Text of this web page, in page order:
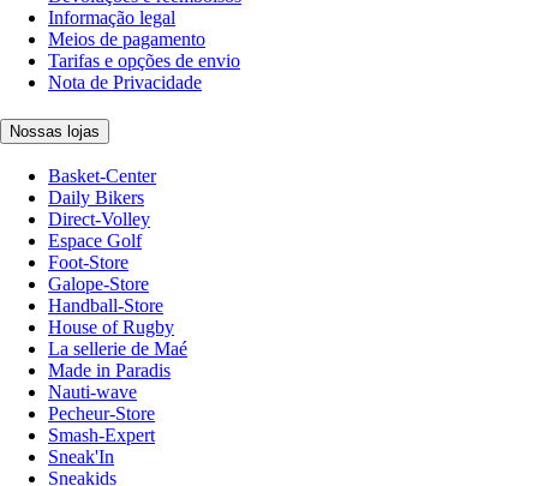
Informação legal
Meios de pagamento
Tarifas e opções de envio
Nota de Privacidade
Nossas lojas
Basket-Center
Daily Bikers
Direct-Volley
Espace Golf
Foot-Store
Galope-Store
Handball-Store
House of Rugby
La sellerie de Maé
Made in Paradis
Nauti-wave
Pecheur-Store
Smash-Expert
Sneak'In
Sneakids